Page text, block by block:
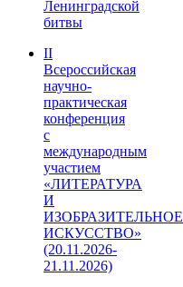
Ленинградской
битвы
II
Всероссийская
научно-
практическая
конференция
с
международным
участием
«ЛИТЕРАТУРА
И
ИЗОБРАЗИТЕЛЬНОЕ
ИСКУССТВО»
(20.11.2026-
21.11.2026)